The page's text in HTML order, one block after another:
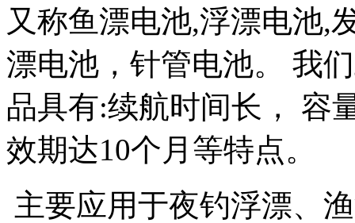
又称鱼漂电池,浮漂电池,
漂电池，针管电池。 我
品具有:续航时间长， 容
效期达10个月等特点。
主要应用于夜钓浮漂、